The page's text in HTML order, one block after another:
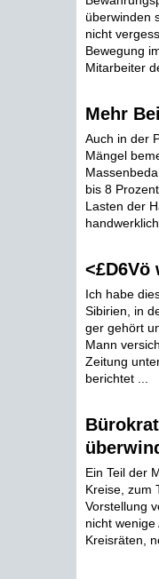
überwinden
nicht
Bewegung
Mitarbeiter
Mehr
Auch in der
Mängel
bis 8
Lasten der
<£D6Vö
Ich habe
Sibirien, in
ger gehört
Mann
Zeitung
berichtet ...
Ein Teil der
Kreise, zum
Vorstellung
nicht
Kreisräten,